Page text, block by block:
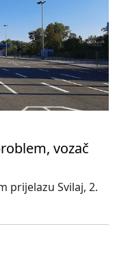
vozač
prijelazu Svilaj, 2.